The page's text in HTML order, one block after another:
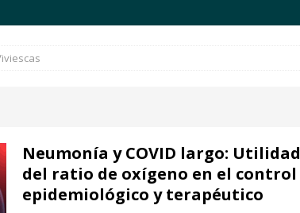
Neumonía y COVID largo: Utilidad
del ratio de oxígeno en el control
epidemiológico y terapéutico